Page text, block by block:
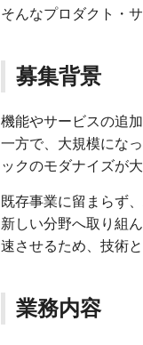
そんなプロダクト・
募集背景
機能やサービスの追
一方で、大規模にな
ックのモダナイズが
既存事業に留まらず
新しい分野へ取り組
速させるため、技術
業務内容